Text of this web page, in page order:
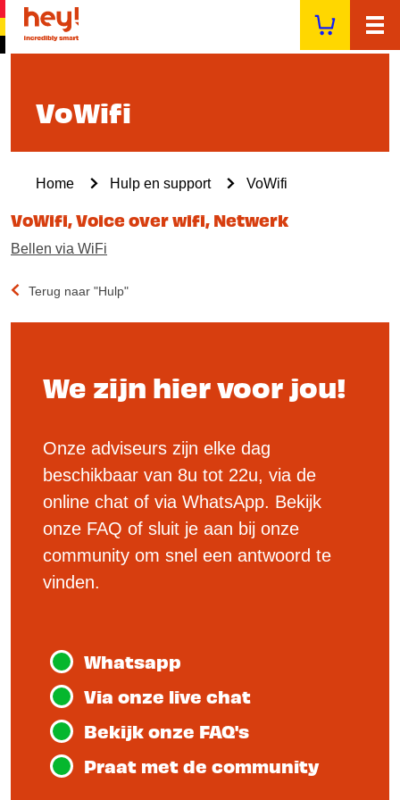
Overslaan
naar
VoWifi
Kruimelpad
Home Hulp en support VoWifi
VoWifi, Voice over wifi, Netwerk
Bellen via WiFi
Terug naar "Hulp"
We zijn hier voor jou!
Onze adviseurs zijn elke dag
beschikbaar van 8u tot 22u, via de
online chat of via WhatsApp. Bekijk
onze FAQ of sluit je aan bij onze
community om snel een antwoord te
vinden.
Whatsapp
Via onze live chat
Bekijk onze FAQ's
Praat met de community